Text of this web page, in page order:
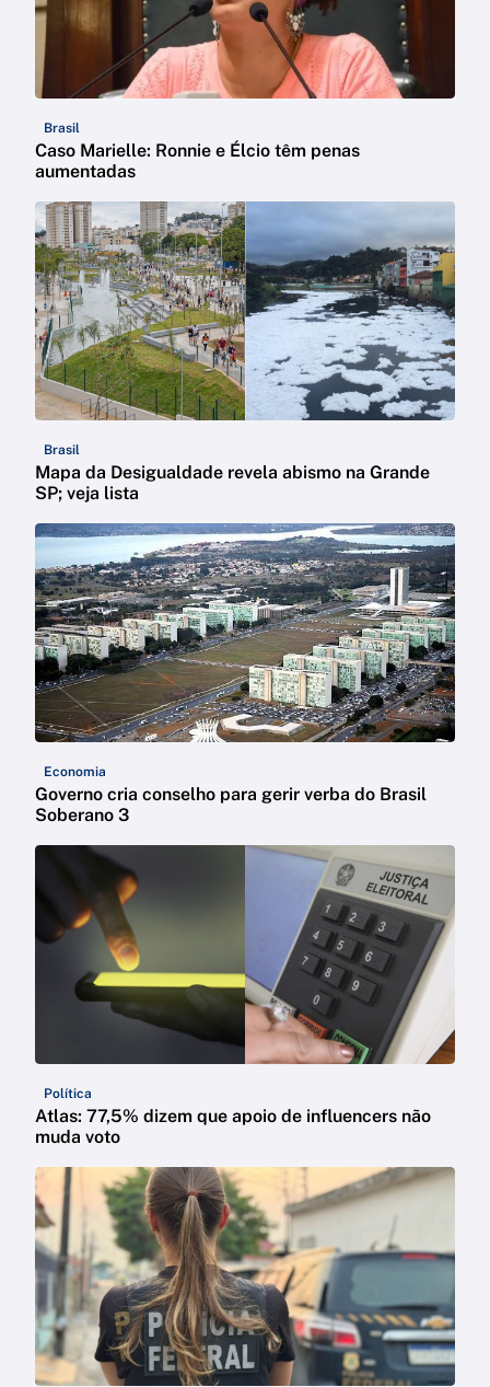
Brasil
Caso Marielle: Ronnie e Élcio têm penas
aumentadas
Brasil
Mapa da Desigualdade revela abismo na Grande
SP; veja lista
Economia
Governo cria conselho para gerir verba do Brasil
Soberano 3
Política
Atlas: 77,5% dizem que apoio de influencers não
muda voto